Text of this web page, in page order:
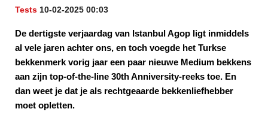
Tests 10-02-2025 00:03
De dertigste verjaardag van Istanbul Agop ligt inmiddels
al vele jaren achter ons, en toch voegde het Turkse
bekkenmerk vorig jaar een paar nieuwe Medium bekkens
aan zijn top-of-the-line 30th Anniversity-reeks toe. En
dan weet je dat je als rechtgeaarde bekkenliefhebber
moet opletten.